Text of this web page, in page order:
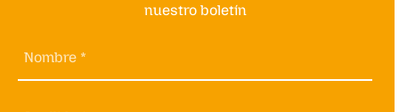
nuestro boletín
Nombre *